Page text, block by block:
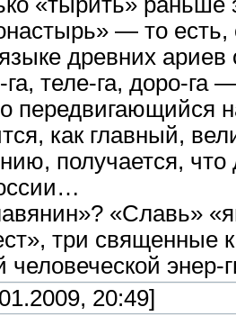
— то есть,
древних
га, теле-га, доро-
передвигающийся
как главный,
получается,
«Славь»
три священные
человеческой
20:49]